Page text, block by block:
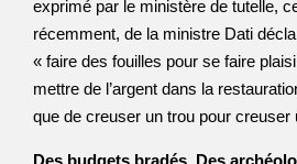
exprimé par le ministère de tutelle,
récemment, de la ministre Dati
« faire des fouilles pour se faire
mettre de l’argent dans la
que de creuser un trou pour
Des budgets bradés. Des